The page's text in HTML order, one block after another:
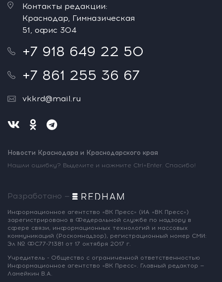
Контакты редакции:
Краснодар, Гимназическая
51, офис 304
+7 918 649 22 50
+7 861 255 36 67
vkkrd@mail.ru
Новости Краснодара и Краснодарского края
Нашли ошибку? Выделите и нажмите Ctrl+Enter. Спасибо!
Разработано —
Информационное агентство «ВК Пресс» (ИА «ВК Пресс»)
зарегистрировано в Федеральной службе по надзору в
сфере связи, информационных технологий и массовых
коммуникаций (Роскомнадзор), регистрационный номер СМИ:
Эл № ФС77-71381 от 17 октября 2017 г.
Учредитель - Общество с ограниченной ответственностью
Информационное агентство «ВК Пресс». Главный редактор —
Ламейкин В.А.